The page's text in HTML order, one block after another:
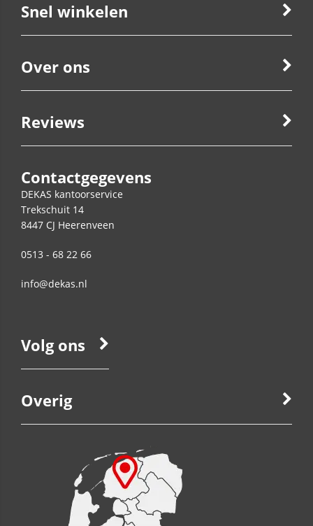
Snel winkelen
Over ons
Reviews
Contactgegevens
DEKAS kantoorservice
Trekschuit 14
8447 CJ Heerenveen
0513 - 68 22 66
info@dekas.nl
Volg ons
Overig